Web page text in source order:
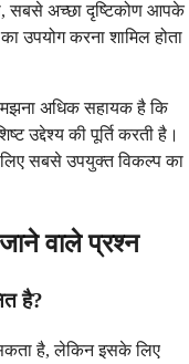
सबसे अच्छा दृष्टिकोण आपके
उपयोग करना शामिल होता
अधिक सहायक है कि
उद्देश्य की पूर्ति करती है।
सबसे उपयुक्त विकल्प का
वाले प्रश्न
है?
सकता है, लेकिन इसके लिए